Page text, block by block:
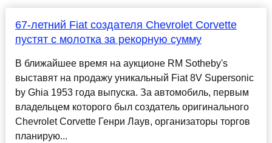
67-летний Fiat создателя Chevrolet Corvette
пустят с молотка за рекорную сумму
В ближайшее время на аукционе RM Sotheby's
выставят на продажу уникальный Fiat 8V Supersonic
by Ghia 1953 года выпуска. За автомобиль, первым
владельцем которого был создатель оригинального
Chevrolet Corvette Генри Лаув, организаторы торгов
планирую...